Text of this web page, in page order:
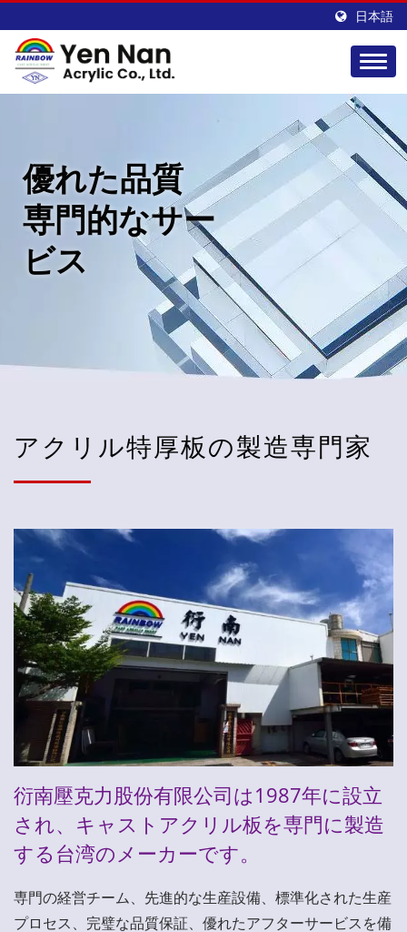
日本語
優れた品質
専門的なサー
ビス
アクリル特厚板の製造専門家
衍南壓克力股份有限公司は1987年に設立
され、キャストアクリル板を専門に製造
する台湾のメーカーです。
専門の経営チーム、先進的な生産設備、標準化された生産
プロセス、完璧な品質保証、優れたアフターサービスを備